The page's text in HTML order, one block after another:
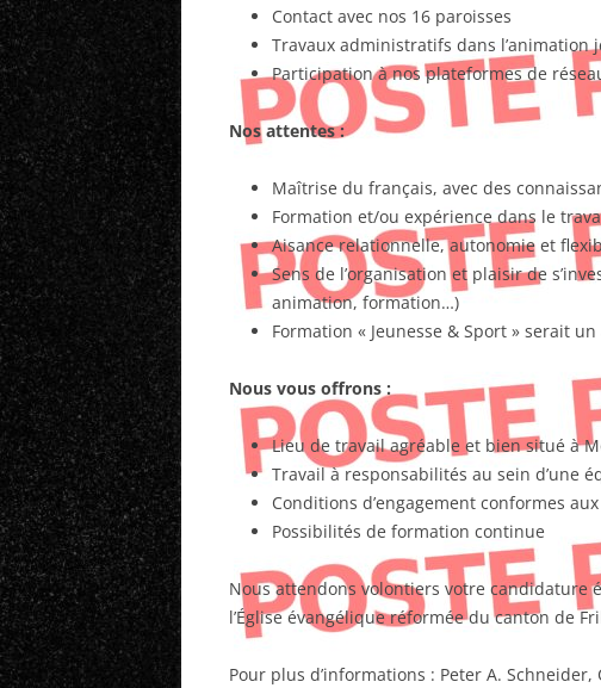
Contact avec nos 16 paroisses
Travaux administratifs dans l’animation
Participation à nos plateformes de
Nos attentes :
Maîtrise du français, avec des
Formation et/ou expérience dans le
Aisance relationnelle, autonomie et
Sens de l’organisation et plaisir de
animation, formation…)
Formation « Jeunesse & Sport » serait
Nous vous offrons :
Lieu de travail agréable et bien situé à
Travail à responsabilités au sein d’une
Conditions d’engagement conformes aux
Possibilités de formation continue
Nous attendons volontiers votre candidature
l’Église évangélique réformée du canton de
Pour plus d’informations : Peter A. Schneider,